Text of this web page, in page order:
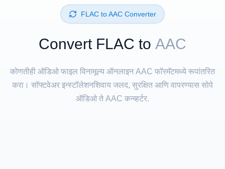
⁦FLAC⁩ to ⁦AAC⁩ Converter
Convert ⁦FLAC⁩ to AAC
कोणतीही ऑडिओ फाइल विनामूल्य ऑनलाइन AAC फॉरमॅटमध्ये रूपांतरित
करा। सॉफ्टवेअर इन्स्टॉलेशनशिवाय जलद, सुरक्षित आणि वापरण्यास सोपे
ऑडिओ ते AAC कन्व्हर्टर.